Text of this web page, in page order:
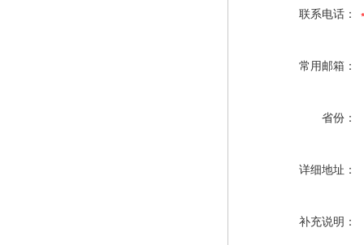
联系电话：
常用邮箱：
省份：
详细地址：
补充说明：